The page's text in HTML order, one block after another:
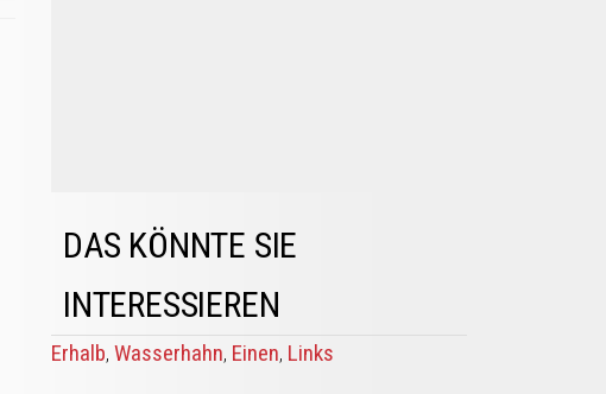
DAS KÖNNTE SIE
INTERESSIEREN
Erhalb, Wasserhahn, Einen, Links